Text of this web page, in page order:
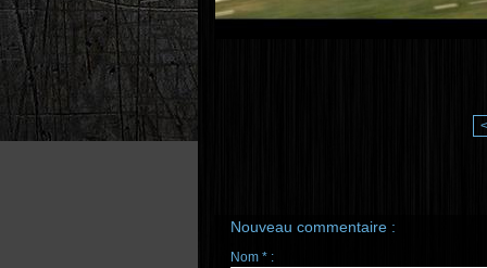
<
Nouveau commentaire :
Nom * :